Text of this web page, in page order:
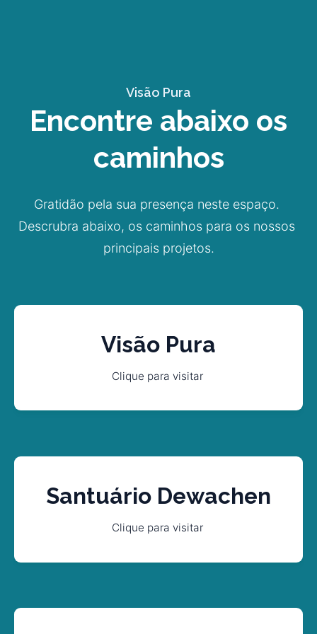
Visão Pura
Encontre abaixo os
caminhos
Gratidão pela sua presença neste espaço.
Descrubra abaixo, os caminhos para os nossos
principais projetos.
Visão Pura
Clique para visitar
Santuário Dewachen
Clique para visitar